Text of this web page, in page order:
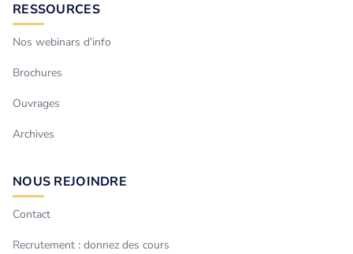
RESSOURCES
Nos webinars d’info
Brochures
Ouvrages
Archives
NOUS REJOINDRE
Contact
Recrutement : donnez des cours